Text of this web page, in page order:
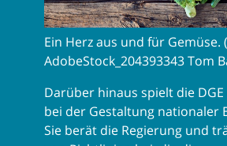
Ein Herz aus und für Gemüse.
AdobeStock_204393343 Tom
Darüber hinaus spielt die
bei der Gestaltung nationaler
Sie berät die Regierung und